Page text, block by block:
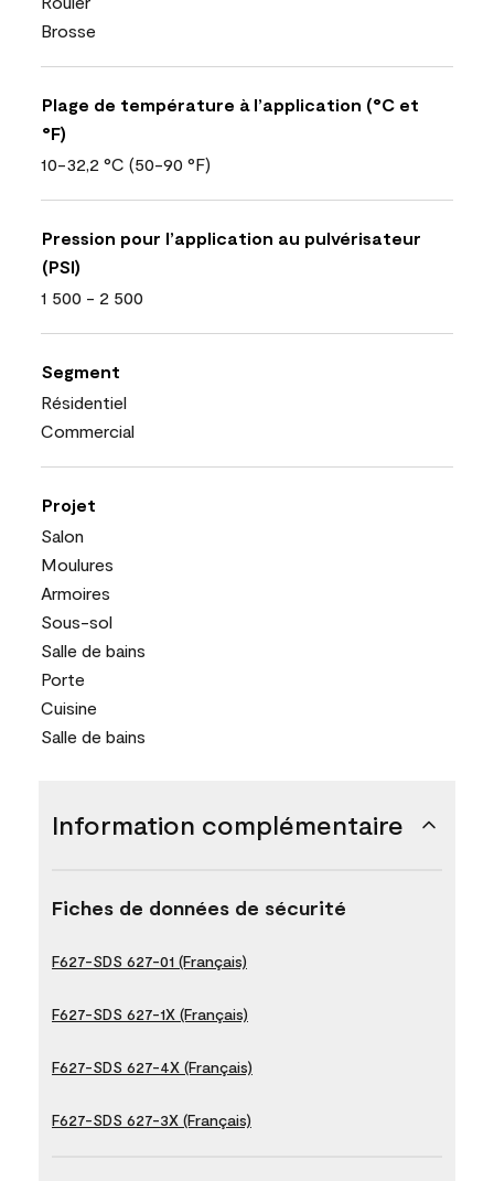
Brosse
Plage de température à l’application (°C et
°F)
10-32,2 °C (50-90 °F)
Pression pour l’application au pulvérisateur
(PSI)
1 500 - 2 500
Segment
Résidentiel
Commercial
Projet
Salon
Moulures
Armoires
Sous-sol
Salle de bains
Porte
Cuisine
Salle de bains
Information complémentaire
Fiches de données de sécurité
F627-SDS 627-01 (Français)
F627-SDS 627-1X (Français)
F627-SDS 627-4X (Français)
F627-SDS 627-3X (Français)